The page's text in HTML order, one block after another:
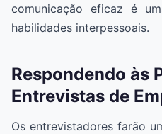
comunicação eficaz é
habilidades interpessoais.
Respondendo às
Entrevistas de
Os entrevistadores farão